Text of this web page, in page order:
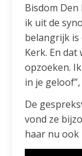
Bisdom Den
ik uit de
belangrijk is
Kerk. En
opzoeken.
in je
De
vond ze
haar nu ook